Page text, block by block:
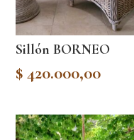
Sillón BORNEO
$ 420.000,00